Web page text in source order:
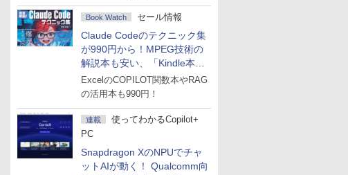
Book Watch セール情報
Claude Codeのテクニック集
が990円から！MPEG技術の
解説本も安い、「Kindle本サ
マーセール」第2弾開始！
ExcelのCOPILOT関数本やRAG
の活用本も990円！
連載
使ってわかるCopilot+
PC
Snapdragon XのNPUでチャ
ットAIが動く！ Qualcomm向